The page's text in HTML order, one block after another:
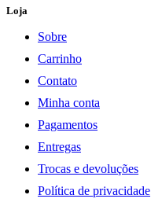
Loja
Sobre
Carrinho
Contato
Minha conta
Pagamentos
Entregas
Trocas e devoluções
Política de privacidade